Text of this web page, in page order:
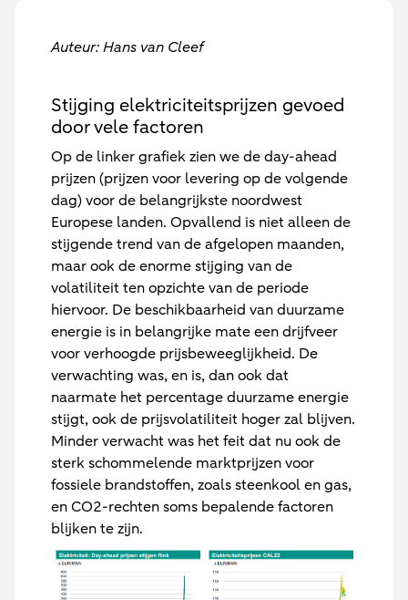
Auteur: Hans van Cleef
Stijging elektriciteitsprijzen gevoed
door vele factoren
Op de linker grafiek zien we de day-ahead
prijzen (prijzen voor levering op de volgende
dag) voor de belangrijkste noordwest
Europese landen. Opvallend is niet alleen de
stijgende trend van de afgelopen maanden,
maar ook de enorme stijging van de
volatiliteit ten opzichte van de periode
hiervoor. De beschikbaarheid van duurzame
energie is in belangrijke mate een drijfveer
voor verhoogde prijsbeweeglijkheid. De
verwachting was, en is, dan ook dat
naarmate het percentage duurzame energie
stijgt, ook de prijsvolatiliteit hoger zal blijven.
Minder verwacht was het feit dat nu ook de
sterk schommelende marktprijzen voor
fossiele brandstoffen, zoals steenkool en gas,
en CO2-rechten soms bepalende factoren
blijken te zijn.